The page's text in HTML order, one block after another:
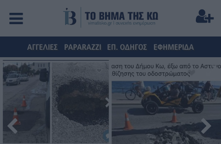
ΑΓΓΕΛΙΕΣ PAPARAZZI ΕΠ. ΟΔΗΓΟΣ ΕΦΗΜΕΡΙΔΑ